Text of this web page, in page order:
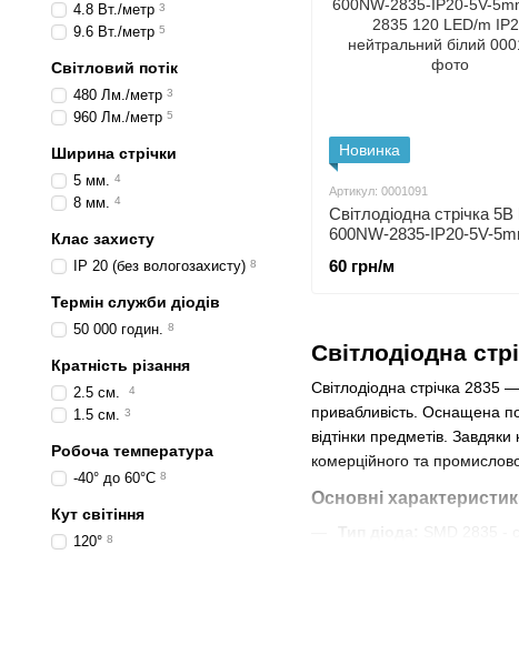
Світлодіодна
Світлодіодна стрічка 2835
привабливість. Оснащена
відтінки предметів.
комерційного та
Основні
Новинка
Артикул: 0001091
Світлодіодна стрічка
600NW-2835-IP20-5V-
нейтральний білий
60 грн/м
4.8 Вт./метр 3
9.6 Вт./метр 5
Світловий потік
480 Лм./метр 3
960 Лм./метр 5
Ширина стрічки
5 мм. 4
8 мм. 4
Клас захисту
IP 20 (без вологозахисту) 8
Термін служби діодів
50 000 годин. 8
Кратність різання
2.5 см. 4
1.5 см. 3
Робоча температура
-40° до 60°C 8
Кут світіння
120° 8